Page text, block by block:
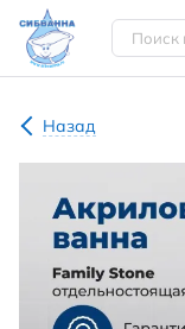
Назад